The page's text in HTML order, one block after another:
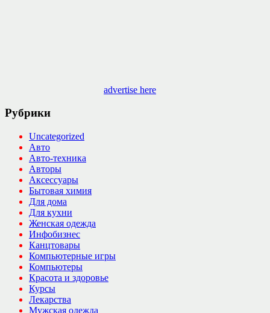
advertise here
Рубрики
Uncategorized
Авто
Авто-техника
Авторы
Аксессуары
Бытовая химия
Для дома
Для кухни
Женская одежда
Инфобизнес
Канцтовары
Компьютерные игры
Компьютеры
Красота и здоровье
Курсы
Лекарства
Мужская одежда